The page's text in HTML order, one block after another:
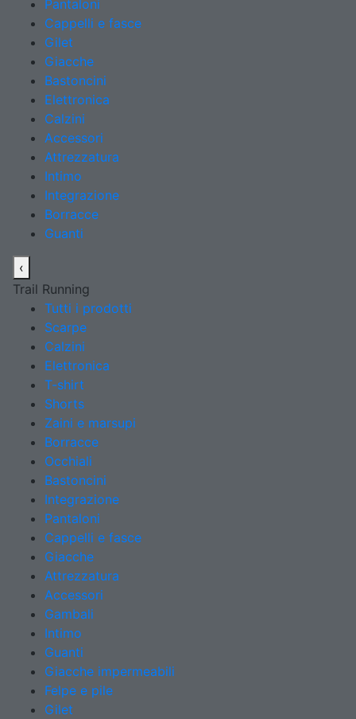
Pantaloni
Cappelli e fasce
Gilet
Giacche
Bastoncini
Elettronica
Calzini
Accessori
Attrezzatura
Intimo
Integrazione
Borracce
Guanti
‹
Trail Running
Tutti i prodotti
Scarpe
Calzini
Elettronica
T-shirt
Shorts
Zaini e marsupi
Borracce
Occhiali
Bastoncini
Integrazione
Pantaloni
Cappelli e fasce
Giacche
Attrezzatura
Accessori
Gambali
Intimo
Guanti
Giacche impermeabili
Felpe e pile
Gilet